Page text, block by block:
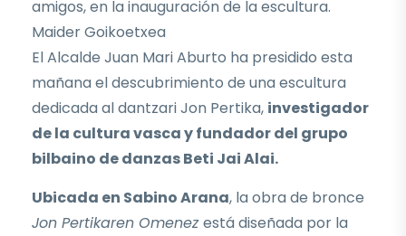
amigos, en la inauguración de la escultura.
Maider Goikoetxea
El Alcalde Juan Mari Aburto ha presidido esta
mañana el descubrimiento de una escultura
dedicada al dantzari Jon Pertika, investigador
de la cultura vasca y fundador del grupo
bilbaino de danzas Beti Jai Alai.
Ubicada en Sabino Arana, la obra de bronce
Jon Pertikaren Omenezestá diseñada por la